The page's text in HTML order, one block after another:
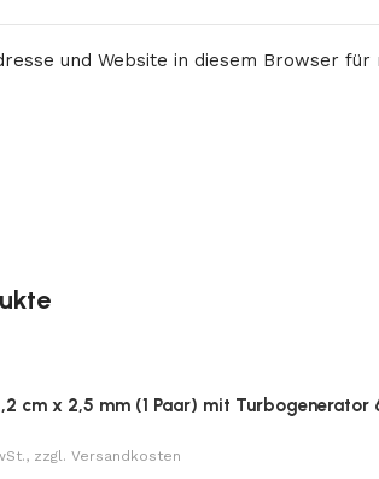
und Website in diesem Browser
cm x 2,5 mm (1 Paar) mit Turbogenerator
zzgl. Versandkosten